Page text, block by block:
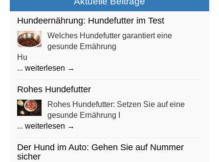
Hundeernährung: Hundefutter im Test
Welches Hundefutter garantiert eine
gesunde Ernährung
Hu
... weiterlesen →
Rohes Hundefutter
Rohes Hundefutter: Setzen Sie auf eine
gesunde Ernährung I
... weiterlesen →
Der Hund im Auto: Gehen Sie auf Nummer
sicher